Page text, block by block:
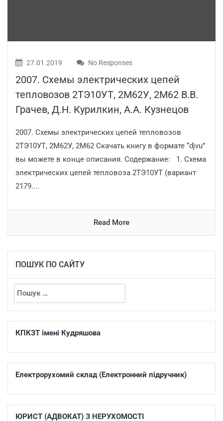
27.01.2019 No Responses
2007. Схемы электрических цепей
тепловозов 2ТЭ10УТ, 2М62У, 2М62 В.В.
Грачев, Д.Н. Курилкин, А.А. Кузнецов
2007. Схемы электрических цепей тепловозов
2ТЭ10УТ, 2М62У, 2М62 Скачать книгу в формате “djvu”
вы можете в конце описания. Содержание: 1. Схема
электрических цепей тепловоза 2ТЭ10УТ (вариант
2179....
Read More
ПОШУК ПО САЙТУ
КПКЗТ імені Кудряшова
Електрорухомий склад (Електронний підручник)
ЮРИСТ (АДВОКАТ) З НЕРУХОМОСТІ